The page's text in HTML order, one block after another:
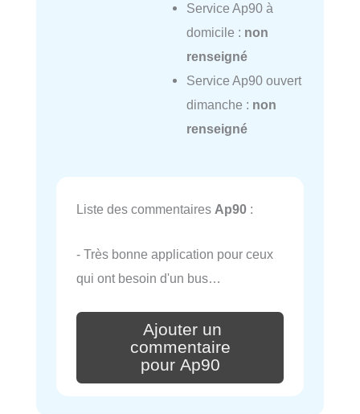
Service Ap90 à
domicile : non
renseigné
Service Ap90 ouvert
dimanche : non
renseigné
Liste des commentaires Ap90 :
- Très bonne application pour ceux
qui ont besoin d'un bus…
Ajouter un
commentaire
pour Ap90